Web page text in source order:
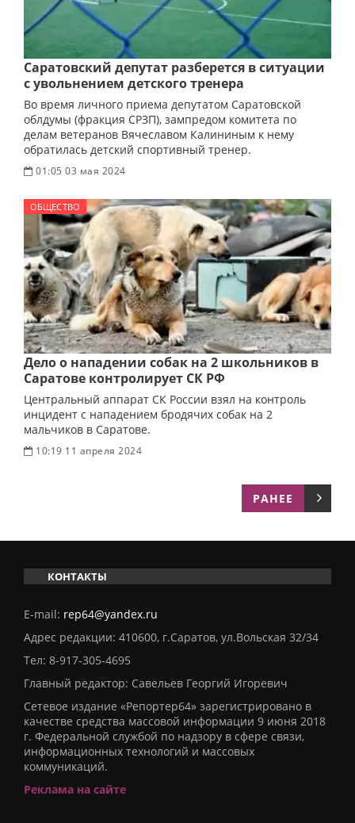
Саратовский депутат разберется в ситуации
с увольнением детского тренера
Во время личного приема депутатом Саратовской
облдумы (фракция СРЗП), зампредом комитета по
делам ветеранов Вячеславом Калининым к нему
обратилась детский спортивный тренер.
01:05 03 мая 2024
ОБЩЕСТВО
Дело о нападении собак на 2 школьников в
Саратове контролирует СК РФ
Центральный аппарат СК России взял на контроль
инцидент с нападением бродячих собак на 2
мальчиков в Саратове.
10:19 11 апреля 2024
РАНЕЕ
КОНТАКТЫ
E-mail: rep64@yandex.ru
Адрес редакции: 410600, г.Саратов, ул.Вольская 32/34
Тел: 8-917-305-4695
Главный редактор: Савельев Георгий Игоревич
Сетевое издание «Репортер64» зарегистрировано в
качестве средства массовой информации 9 июня 2018
г. Федеральной службой по надзору в сфере связи,
информационных технологий и массовых
коммуникаций.
Реклама на сайте